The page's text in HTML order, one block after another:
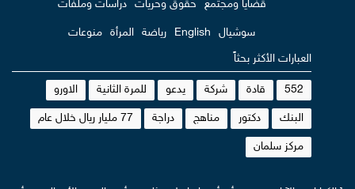
قضايا ومجتمع حقوق وحريات دراسات وملفات
سوشيال English رياضة المرأة منوعات
العبارات الأكثر بحثاً
552 قادة شركة يدعو للمرة الثانية الاورو
البنك دكتور مناهج دراجة 77 مليار ريال خلال عام
مركز سلمان